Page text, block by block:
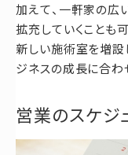
加えて、一軒家の広
拡充していくことも
新しい施術室を増設
ジネスの成長に合わ
営業のスケジ